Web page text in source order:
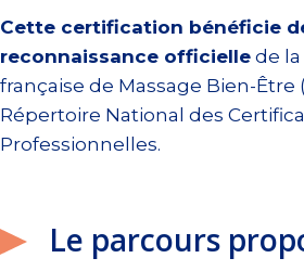
Cette certification bénéficie
reconnaissance officielle de
française de Massage Bien-Être
Répertoire National des
Professionnelles.
Le parcours